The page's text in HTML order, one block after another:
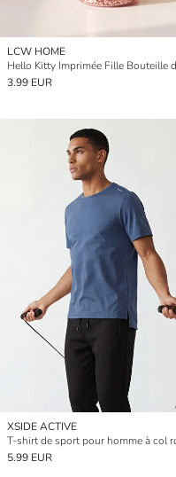
LCW HOME
Hello Kitty Imprimée Fille Bouteille
3.99 EUR
XSIDE ACTIVE
T-shirt de sport pour homme à col
5.99 EUR